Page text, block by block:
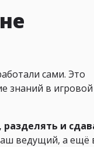
сами. Это
знаний в игровой
разделять и
ведущий, а ещё